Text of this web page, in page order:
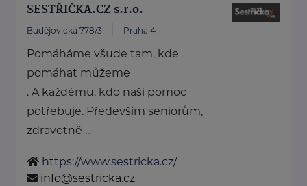
SESTŘIČKA.CZ s.r.o.
Budějovická 778/3 Praha 4
Pomáháme všude tam, kde
pomáhat můžeme
. A každému, kdo naši pomoc
potřebuje. Především seniorům,
zdravotně ...
https://www.sestricka.cz/
info@sestricka.cz